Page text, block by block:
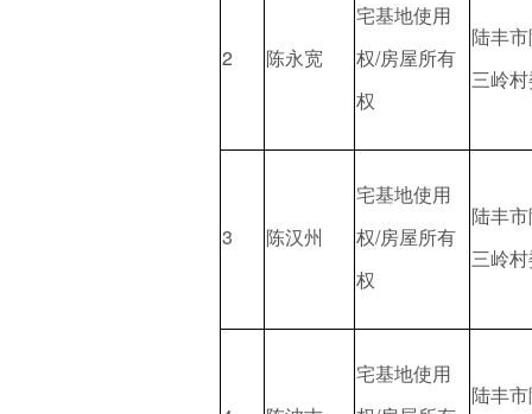
2 陈永宽
宅基地使用
权/房屋所有
权
陆丰
三岭
3 陈汉州
宅基地使用
权/房屋所有
权
陆丰
三岭
宅基地使用
陆丰